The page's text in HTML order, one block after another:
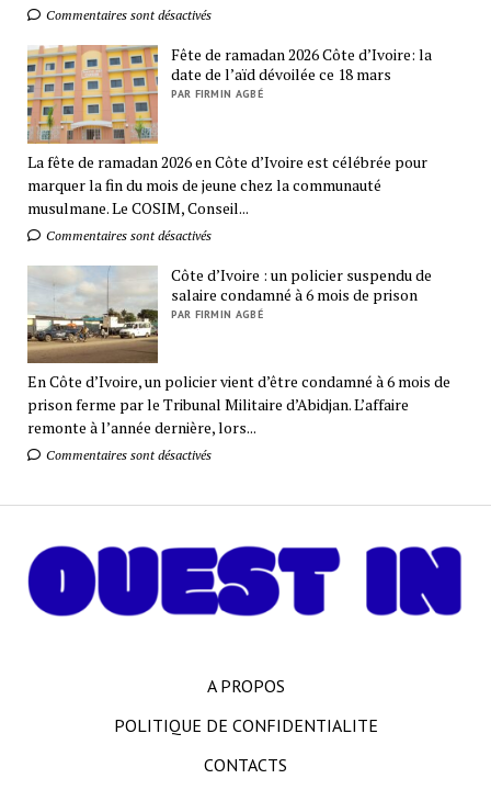
Commentaires sont désactivés
Fête de ramadan 2026 Côte d’Ivoire: la
date de l’aïd dévoilée ce 18 mars
PAR FIRMIN AGBÉ
La fête de ramadan 2026 en Côte d’Ivoire est célébrée pour
marquer la fin du mois de jeune chez la communauté
musulmane. Le COSIM, Conseil...
Commentaires sont désactivés
Côte d’Ivoire : un policier suspendu de
salaire condamné à 6 mois de prison
PAR FIRMIN AGBÉ
En Côte d’Ivoire, un policier vient d’être condamné à 6 mois de
prison ferme par le Tribunal Militaire d’Abidjan. L’affaire
remonte à l’année dernière, lors...
Commentaires sont désactivés
A PROPOS
POLITIQUE DE CONFIDENTIALITE
CONTACTS